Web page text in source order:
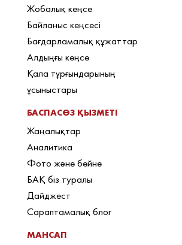
Жобалық кеңсе
Байланыс кеңсесі
Бағдарламалық құжаттар
Алдыңғы кеңсе
Қала тұрғындарының
ұсыныстары
БАСПАСӨЗ ҚЫЗМЕТІ
Жаңалықтар
Аналитика
Фото және бейне
БАҚ біз туралы
Дайджест
Сараптамалық блог
МАНСАП